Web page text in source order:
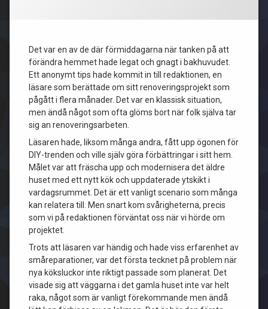
Det var en av de där förmiddagarna när tanken på att
förändra hemmet hade legat och gnagt i bakhuvudet.
Ett anonymt tips hade kommit in till redaktionen, en
läsare som berättade om sitt renoveringsprojekt som
pågått i flera månader. Det var en klassisk situation,
men ändå något som ofta glöms bort när folk själva tar
sig an renoveringsarbeten.
Läsaren hade, liksom många andra, fått upp ögonen för
DIY-trenden och ville själv göra förbättringar i sitt hem.
Målet var att fräscha upp och modernisera det äldre
huset med ett nytt kök och uppdaterade ytskikt i
vardagsrummet. Det är ett vanligt scenario som många
kan relatera till. Men snart kom svårigheterna, precis
som vi på redaktionen förväntat oss när vi hörde om
projektet.
Trots att läsaren var händig och hade viss erfarenhet av
småreparationer, var det första tecknet på problem när
nya köksluckor inte riktigt passade som planerat. Det
visade sig att väggarna i det gamla huset inte var helt
raka, något som är vanligt förekommande men ändå